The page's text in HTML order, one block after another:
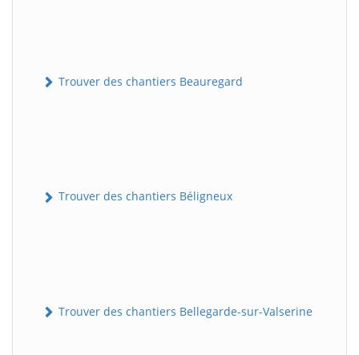
Trouver des chantiers Beauregard
Trouver des chantiers Béligneux
Trouver des chantiers Bellegarde-sur-Valserine